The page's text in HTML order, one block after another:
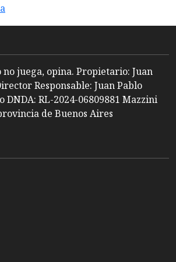
no juega, opina. Propietario: Juan
Responsable: Juan Pablo
DNDA: RL-2024-06809881 Mazzini
de Buenos Aires